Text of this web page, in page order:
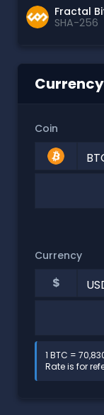
Fractal
SHA-256
Coin
Currency
$
1 BTC =
Rate is for